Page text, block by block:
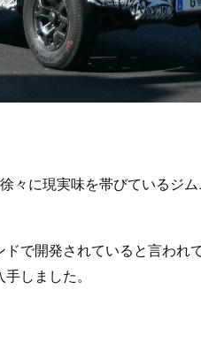
々に現実味を帯びているジ
で開発されていると言われ
しました。